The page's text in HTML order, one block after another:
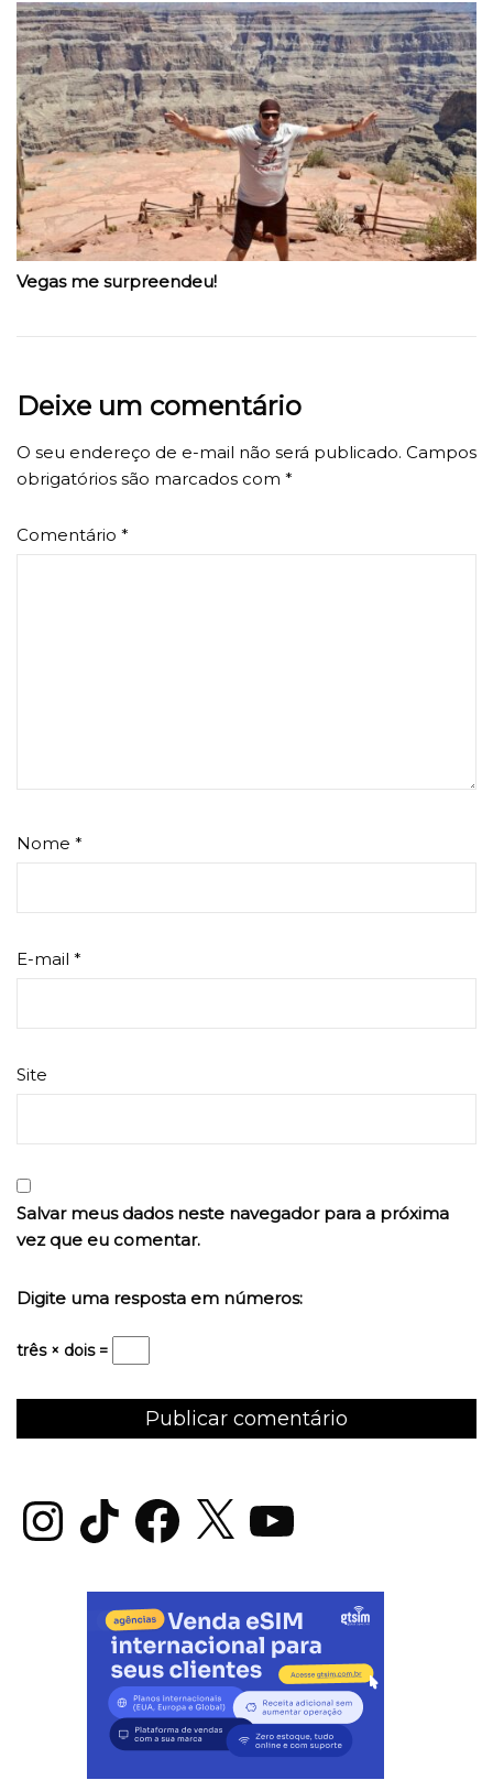
Vegas me surpreendeu!
Deixe um comentário
O seu endereço de e-mail não será publicado. Campos
obrigatórios são marcados com *
Comentário *
Nome *
E-mail *
Site
Salvar meus dados neste navegador para a próxima
vez que eu comentar.
Digite uma resposta em números:
três × dois =
InstagramTikTok Facebook
X YouTube